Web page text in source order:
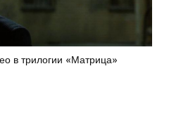
в трилогии «Матрица»